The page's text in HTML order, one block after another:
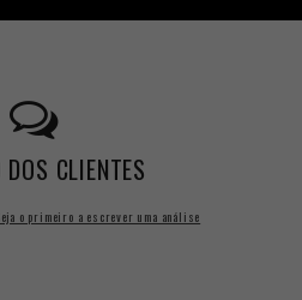
CLIENTES
o primeiro a escrever uma análise